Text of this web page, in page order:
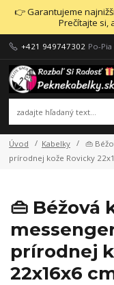
👉 Garantujeme
Prečítajte si,
+421 949747302 Po-
Úvod Kabelky
👜
prírodnej kože Rovicky
👜 Béžová
prírodnej
22x16x6